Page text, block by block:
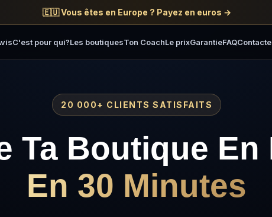
🇪🇺 Vous êtes en Europe ? Payez en euros →
C'est pour qui?Les boutiquesTon CoachLe prixGarantieFAQ
20 000+ CLIENTS SATISFAITS
Ta Boutique En
En 30 Minutes